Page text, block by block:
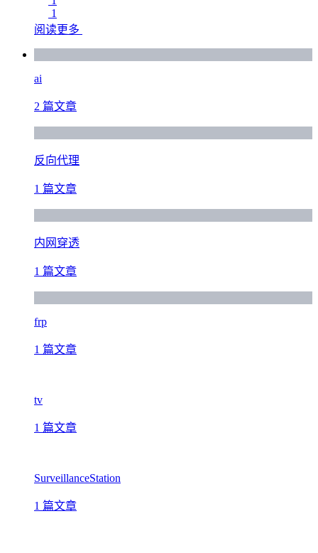
1
阅读更多
ai
2 篇文章
反向代理
1 篇文章
内网穿透
1 篇文章
frp
1 篇文章
tv
1 篇文章
SurveillanceStation
1 篇文章